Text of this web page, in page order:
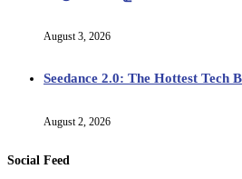
August 3, 2026
Seedance 2.0: The Hottest Tech
August 2, 2026
Social Feed